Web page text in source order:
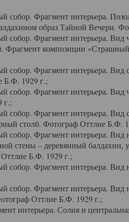
Фрагмент интерьера.
образ Тайной Вечери.
Фрагмент интерьера. Вид
Фрагмент композиции
Фрагмент интерьера. Вид
Б.Ф. 1929 г.;
Фрагмент интерьера. Вид
г.;
Фрагмент интерьера. Вид
столб. Фотограф Оттлие Б.Ф.
Фрагмент интерьера. Вид
стены – деревянный балдахин,
Б.Ф. 1929 г.;
Фрагмент интерьера. Вид
собор. Фрагмент интерьера.
Оттлие Б.Ф. 1929 г.;
интерьера. Солия и